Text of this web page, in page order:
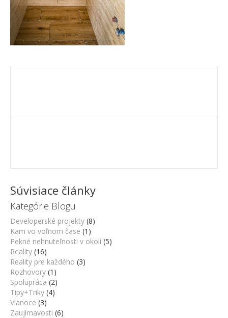
Súvisiace články
Kategórie Blogu
Developerské projekty (8)
Kam vo voľnom čase (1)
Pekné nehnuteľnosti v okolí (5)
Reality (16)
Reality pre každého (3)
Rozhovory (1)
Spolupráca (2)
Tipy+Triky (4)
Vianoce (3)
Zaujímavosti (6)